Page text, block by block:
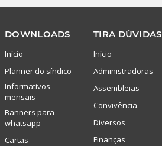
DOWNLOADS
Início
Planner do síndico
Informativos
mensais
Banners para
whatsapp
Cartas
TIRA DÚVIDAS
Início
Administradoras
Assembleias
Convivência
Diversos
Finanças